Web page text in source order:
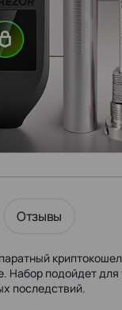
Отзывы
подойдет для
последствий.